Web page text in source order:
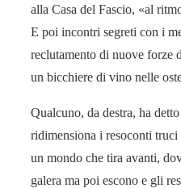
alla Casa del Fascio, «al
E poi incontri segreti con i
reclutamento di nuove forze
un bicchiere di vino nelle
Qualcuno, da destra, ha
ridimensiona i resoconti
un mondo che tira avanti,
galera ma poi escono e gli